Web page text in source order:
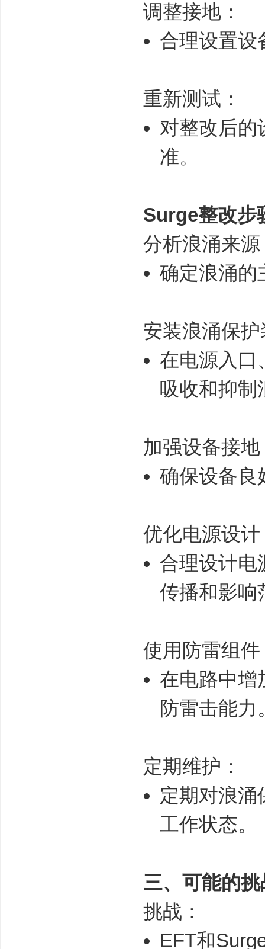
调整接地：
合理设置设
重新测试：
对整改后的
准。
Surge整改步
分析浪涌来源
确定浪涌的
安装浪涌保
在电源入口
吸收和抑制
加强设备接地
确保设备良
优化电源设计
合理设计电
传播和影响
使用防雷组件
在电路中增
防雷击能力
定期维护：
定期对浪涌
工作状态。
三、可能的
挑战：
EFT和